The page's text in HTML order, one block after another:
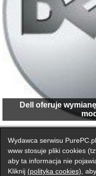
Dell oferuje
2
Przełącz na
Wydawca serwisu
www stosuje pliki cookies
aby ta informacja nie
Kliknij (polityka cookies) ,